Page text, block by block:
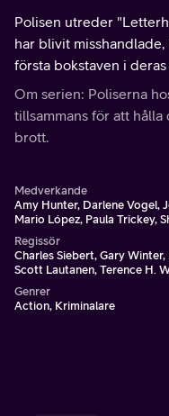
Polisen utreder
har blivit
första bokstaven i
pannor.
Om serien: Poliserna
tillsammans för att
brott.
Medverkande
Amy Hunter, Darlene Vogel,
Mario López, Paula Trickey,
Regissör
Charles Siebert, Gary Winter,
Scott Lautanen, Terence H.
Genrer
Action, Kriminalare